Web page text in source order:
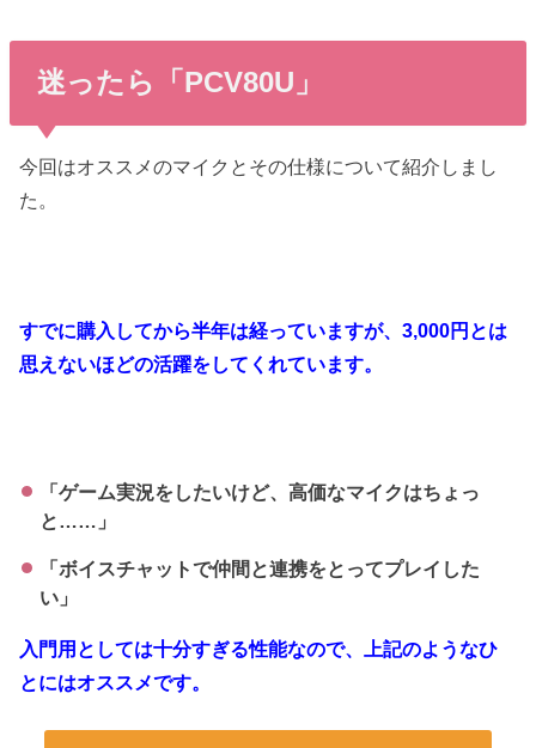
迷ったら「PCV80U」
今回はオススメのマイクとその仕様について紹介しまし
た。
すでに購入してから半年は経っていますが、3,000円とは
思えないほどの活躍をしてくれています。
「ゲーム実況をしたいけど、高価なマイクはちょっ
と……」
「ボイスチャットで仲間と連携をとってプレイした
い」
入門用としては十分すぎる性能なので、上記のようなひ
とにはオススメです。